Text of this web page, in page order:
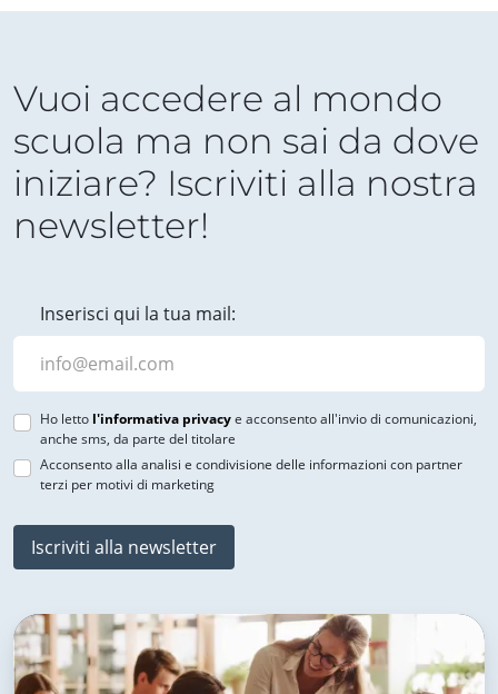
Vuoi accedere al mondo
scuola ma non sai da dove
iniziare? Iscriviti alla nostra
newsletter!
Inserisci qui la tua mail:
Ho letto l'informativa privacye acconsento all'invio di comunicazioni,
anche sms, da parte del titolare
Acconsento alla analisi e condivisione delle informazioni con partner
terzi per motivi di marketing
Iscriviti alla newsletter